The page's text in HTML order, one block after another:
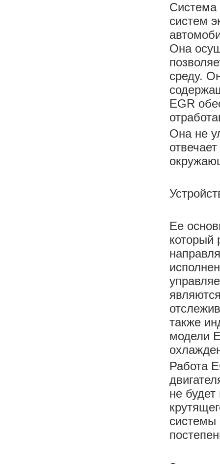
Система
систем
Она
среду.
EGR
Она не
Ее
который
также
модели
Работа
не
системы